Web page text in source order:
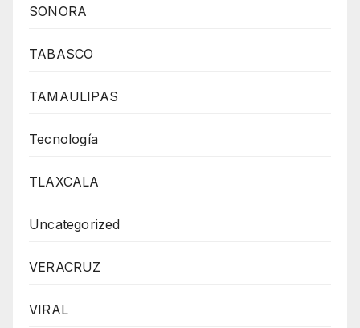
SONORA
TABASCO
TAMAULIPAS
Tecnología
TLAXCALA
Uncategorized
VERACRUZ
VIRAL